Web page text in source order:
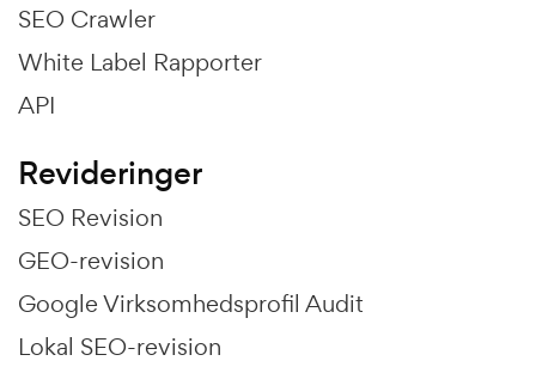
SEO Crawler
White Label Rapporter
API
Revideringer
SEO Revision
GEO-revision
Google Virksomhedsprofil Audit
Lokal SEO-revision